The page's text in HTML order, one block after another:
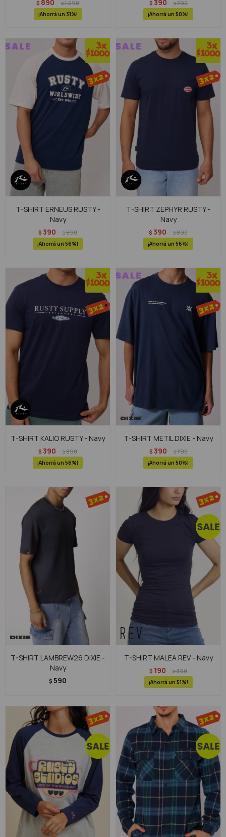
$ 890 $1.290
31
$ 390 $790
50
T-SHIRT ERNEUS RUSTY -
Navy
$ 390 $890
56
T-SHIRT ZEPHYR RUSTY -
Navy
$ 390 $890
56
T-SHIRT KALIO RUSTY - Navy
$ 390 $890
56
T-SHIRT METIL DIXIE - Navy
$ 390 $790
50
T-SHIRT LAMBREW26 DIXIE -
Navy
$ 590
T-SHIRT MALEA REV - Navy
$ 190 $390
51